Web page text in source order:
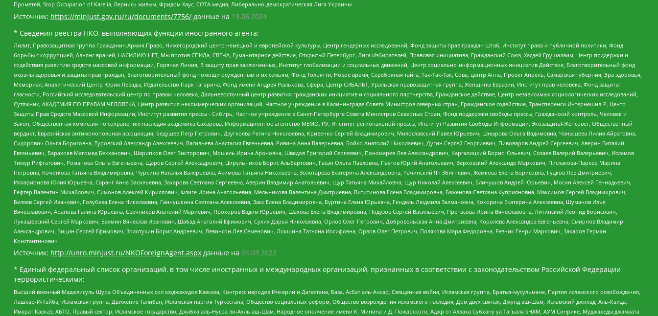
Прометей, Stop Occupation of Karelia, Вернись живым, Фридом Хаус, СОТА медиа, Либерально-демократическая Лига Украины
Источник: https://minjust.gov.ru/ru/documents/7756/ данные на 13.05.2024
* Сведения реестра НКО, выполняющих функции иностранного агента:
Лилит, Правозащитная группа Гражданин.Армия.Право, Нижегородский центр немецкой и европейской культуры, Центр гендерных исследований, Фонд защиты прав граждан Штаб, Институт права и публичной политики, Фонд
борьбы с коррупцией, Альянс врачей, НАСИЛИЮ.НЕТ, Мы против СПИДа, СВЕЧА, Гуманитарное действие, Открытый Петербург, Лига Избирателей, Правовая инициатива, Гражданский Союз, Хасдей Ерушалаим, Центр поддержки и
содействия развитию средств массовой информации, Горячая Линия, В защиту прав заключенных, Институт глобализации и социальных движений, Центр социально-информационных инициатив Действие, Благотворительный фонд
охраны здоровья и защиты прав граждан, Благотворительный фонд помощи осужденным и их семьям, Фонд Тольятти, Новое время, Серебряная тайга, Так-Так-Так, Сова, центр Анна, Проект Апрель, Самарская губерния, Эра здоровья,
Мемориал, Аналитический Центр Юрия Левады, Издательство Парк Гагарина, Фонд имени Андрея Рылькова, Сфера, Центр СИБАЛЬТ, Уральская правозащитная группа, Женщины Евразии, Институт прав человека, Фонд защиты
гласности, Российский исследовательский центр по правам человека, Дальневосточный центр развития гражданских инициатив и социального партнерства, Гражданское действие, Центр независимых социологических исследований,
Сутяжник, АКАДЕМИЯ ПО ПРАВАМ ЧЕЛОВЕКА, Центр развития некоммерческих организаций, Частное учреждение в Калининграде Совета Министров северных стран, Гражданское содействие, Трансперенси Интернешнл-Р, Центр
Защиты Прав Средств Массовой Информации, Институт развития прессы - Сибирь, Частное учреждение в Санкт-Петербурге Совета Министров Северных Стран, Фонд поддержки свободы прессы, Гражданский контроль, Человек и
Закон, Общественная комиссия по сохранению наследия академика Сахарова, Информационное агентство МЕМО. РУ, Институт региональной прессы, Институт Развития Свободы Информации, Экозащита!-Женсовет, Общественный
вердикт, Евразийская антимонопольная ассоциация, Бедушев Петр Петрович, Дзугкоева Регина Николаевна, Кривенко Сергей Владимирович, Милославский Павел Юрьевич, Шнырова Ольга Вадимовна, Чанышева Лилия Айратовна,
Сидорович Ольга Борисовна, Туровский Александр Алексеевич, Васильева Анастасия Евгеньевна, Ривина Анна Валерьевна, Бойко Анатолий Николаевич, Дугин Сергей Георгиевич, Пивоваров Андрей Сергеевич, Аверин Виталий
Евгеньевич, Барахоев Магомед Бекханович, Шарипков Олег Викторович, Мошель Ирина Ароновна, Шведов Григорий Сергеевич, Пономарев Лев Александрович, Каргалицкий Борис Юльевич, Созаев Валерий Валерьевич, Исламов
Тимур Рифгатович, Романова Ольга Евгеньевна, Щаров Сергей Алексадрович, Цирульников Борис Альбертович, Гасан Ольга Павловна, Паутов Юрий Анатольевич, Верховский Александр Маркович, Пислакова-Паркер Марина
Петровна, Кочеткова Татьяна Владимировна, Чуркина Наталья Валерьевна, Акимова Татьяна Николаевна, Золотарева Екатерина Александровна, Рачинский Ян Збигневич, Жемкова Елена Борисовна, Гудков Лев Дмитриевич,
Илларионова Юлия Юрьевна, Саранг Анна Васильевна, Захарова Светлана Сергеевна, Аверин Владимир Анатольевич, Щур Татьяна Михайловна, Щур Николай Алексеевич, Блинушов Андрей Юрьевич, Мосин Алексей Геннадьевич,
Гефтер Валентин Михайлович, Симонов Алексей Кириллович, Флиге Ирина Анатольевна, Мельникова Валентина Дмитриевна, Вититинова Елена Владимировна, Баженова Светлана Куприяновна, Максимов Сергей Владимирович,
Беляев Сергей Иванович, Голубева Елена Николаевна, Ганнушкина Светлана Алексеевна, Закс Елена Владимировна, Буртина Елена Юрьевна, Гендель Людмила Залмановна, Кокорина Екатерина Алексеевна, Шуманов Илья
Вячеславович, Арапова Галина Юрьевна, Свечников Анатолий Мариевич, Прохоров Вадим Юрьевич, Шахова Елена Владимировна, Подузов Сергей Васильевич, Протасова Ирина Вячеславовна, Литинский Леонид Борисович,
Лукашевский Сергей Маркович, Бахмин Вячеслав Иванович, Шабад Анатолий Ефимович, Сухих Дарья Николаевна, Орлов Олег Петрович, Добровольская Анна Дмитриевна, Королева Александра Евгеньевна, Смирнов Владимир
Александрович, Вицин Сергей Ефимович, Золотухин Борис Андреевич, Левинсон Лев Семенович, Локшина Татьяна Иосифовна, Орлов Олег Петрович, Полякова Мара Федоровна, Резник Генри Маркович, Захаров Герман
Константинович
Источник: http://unro.minjust.ru/NKOForeignAgent.aspx данные на 24.03.2022
* Единый федеральный список организаций, в том числе иностранных и международных организаций, признанных в соответствии с законодательством Российской Федерации
террористическими:
Высший военный Маджлисуль Шура Объединенных сил моджахедов Кавказа, Конгресс народов Ичкерии и Дагестана, База, Асбат аль-Ансар, Священная война, Исламская группа, Братья-мусульмане, Партия исламского освобождения,
Лашкар-И-Тайба, Исламская группа, Движение Талибан, Исламская партия Туркестана, Общество социальных реформ, Общество возрождения исламского наследия, Дом двух святых, Джунд аш-Шам, Исламский джихад, Аль-Каида,
Имарат Кавказ, АБТО, Правый сектор, Исламское государство, Джабха аль-Нусра ли-Ахль аш-Шам, Народное ополчение имени К. Минина и Д. Пожарского, Аджр от Аллаха Субхану уа Тагьаля SHAM, АУМ Синрике, Муджахеды джамаата